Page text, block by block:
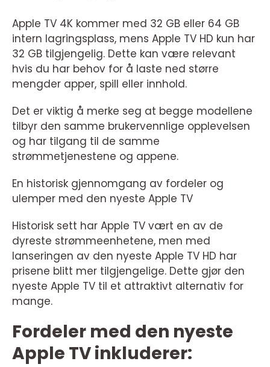
Apple TV 4K kommer med 32 GB eller 64 GB
intern lagringsplass, mens Apple TV HD kun har
32 GB tilgjengelig. Dette kan være relevant
hvis du har behov for å laste ned større
mengder apper, spill eller innhold.
Det er viktig å merke seg at begge modellene
tilbyr den samme brukervennlige opplevelsen
og har tilgang til de samme
strømmetjenestene og appene.
En historisk gjennomgang av fordeler og
ulemper med den nyeste Apple TV
Historisk sett har Apple TV vært en av de
dyreste strømmeenhetene, men med
lanseringen av den nyeste Apple TV HD har
prisene blitt mer tilgjengelige. Dette gjør den
nyeste Apple TV til et attraktivt alternativ for
mange.
Fordeler med den nyeste
Apple TV inkluderer: